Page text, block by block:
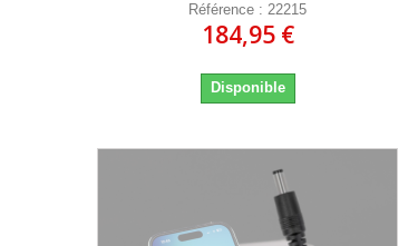
Référence : 22215
184,95 €
Disponible